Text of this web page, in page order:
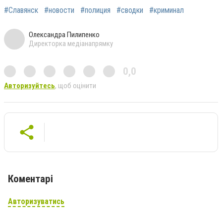
#Славянск #новости #полиция #сводки #криминал
Олександра Пилипенко
Директорка медіанапрямку
0,0
Авторизуйтесь, щоб оцінити
Коментарі
Авторизуватись